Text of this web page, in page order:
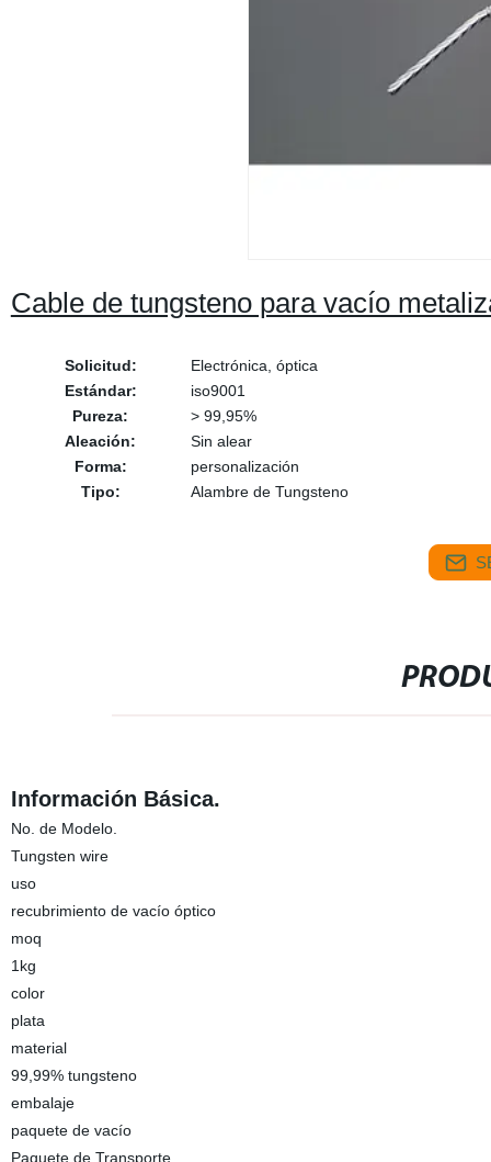
Cable de tungsteno para vacío
Solicitud:
Electrónica, óptica
Estándar:
iso9001
Pureza:
> 99,95%
Aleación:
Sin alear
Forma:
personalización
Tipo:
Alambre de Tungsteno
Información Básica.
No. de Modelo.
Tungsten wire
uso
recubrimiento de vacío óptico
moq
1kg
color
plata
material
99,99% tungsteno
embalaje
paquete de vacío
Paquete de Transporte